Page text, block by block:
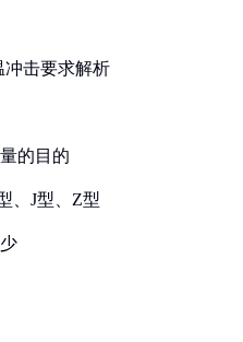
冲击要求解析
的目的
、J型、Z型